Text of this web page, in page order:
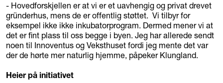
- Hovedforskjellen er at vi er et uavhengig og privat drevet
gründerhus, mens de er offentlig støttet. Vi tilbyr for
eksempel ikke ikke inkubatorprogram. Dermed mener vi at
det er fint plass til oss begge i byen. Jeg har allerede sendt
noen til Innoventus og Veksthuset fordi jeg mente det var
der de hørte mer naturlig hjemme, påpeker Klungland.
Heier på initiativet